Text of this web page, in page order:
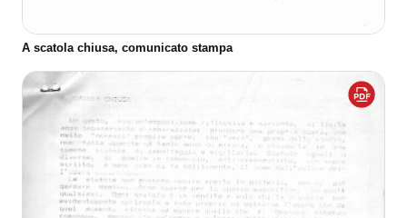
A scatola chiusa, comunicato stampa